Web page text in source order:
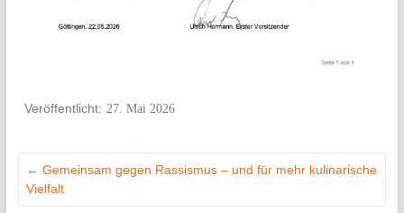
27. Mai 2026
← Gemeinsam gegen Rassismus – und für mehr kulinarische
Vielfalt